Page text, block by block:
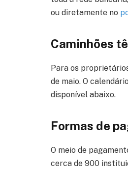
ou diretamente no
Caminhões
Para os
de maio. O
disponível abaixo.
Formas de
O meio de
cerca de 900